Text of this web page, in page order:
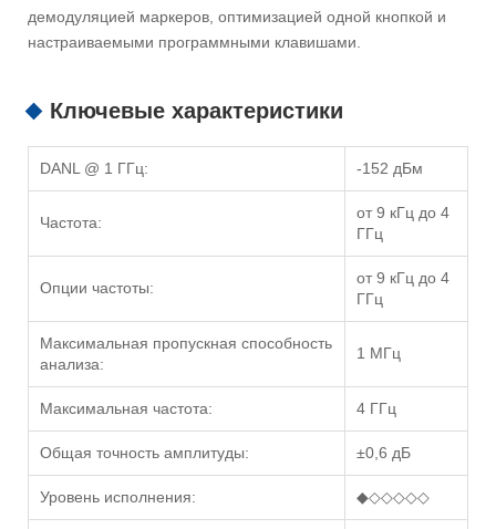
демодуляцией маркеров, оптимизацией одной кнопкой и
настраиваемыми программными клавишами.
Ключевые характеристики
DANL @ 1 ГГц: -152 дБм
Частота:
от 9 кГц до 4
ГГц
Опции частоты:
от 9 кГц до 4
ГГц
Максимальная пропускная способность
анализа:
1 МГц
Максимальная частота: 4 ГГц
Общая точность амплитуды: ±0,6 дБ
Уровень исполнения: ◆◇◇◇◇◇